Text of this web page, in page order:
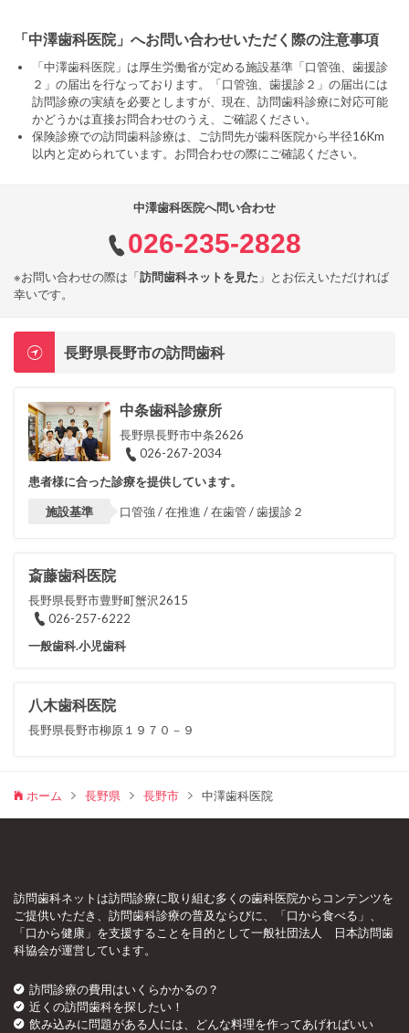
「中澤歯科医院」へお問い合わせいただく際の注意事項
「中澤歯科医院」は厚生労働省が定める施設基準「口管強、歯援診
２」の届出を行なっております。「口管強、歯援診２」の届出には
訪問診療の実績を必要としますが、現在、訪問歯科診療に対応可能
かどうかは直接お問合わせのうえ、ご確認ください。
保険診療での訪問歯科診療は、ご訪問先が歯科医院から半径16Km
以内と定められています。お問合わせの際にご確認ください。
中澤歯科医院へ問い合わせ
026-235-2828
※お問い合わせの際は「訪問歯科ネットを見た 」とお伝えいただければ
幸いです。
長野県長野市の訪問歯科
中条歯科診療所
長野県長野市中条2626
026-267-2034
患者様に合った診療を提供しています。
施設基準 口管強 / 在推進 / 在歯管 / 歯援診２
斎藤歯科医院
長野県長野市豊野町蟹沢2615
026-257-6222
一般歯科.小児歯科
八木歯科医院
長野県長野市柳原１９７０－９
ホーム 長野県 長野市 中澤歯科医院
訪問歯科ネットは訪問診療に取り組む多くの歯科医院からコンテンツを
ご提供いただき、訪問歯科診療の普及ならびに、「口から食べる」、
「口から健康」を支援することを目的として一般社団法人 日本訪問歯
科協会が運営しています。
訪問診療の費用はいくらかかるの？
近くの訪問歯科を探したい！
飲み込みに問題がある人には、どんな料理を作ってあげればいい